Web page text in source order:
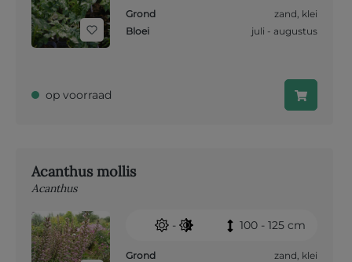
Grond zand, klei
Bloei
juli - augustus
op voorraad
Acanthus mollis
Acanthus
- 100 - 125 cm
Grond zand, klei